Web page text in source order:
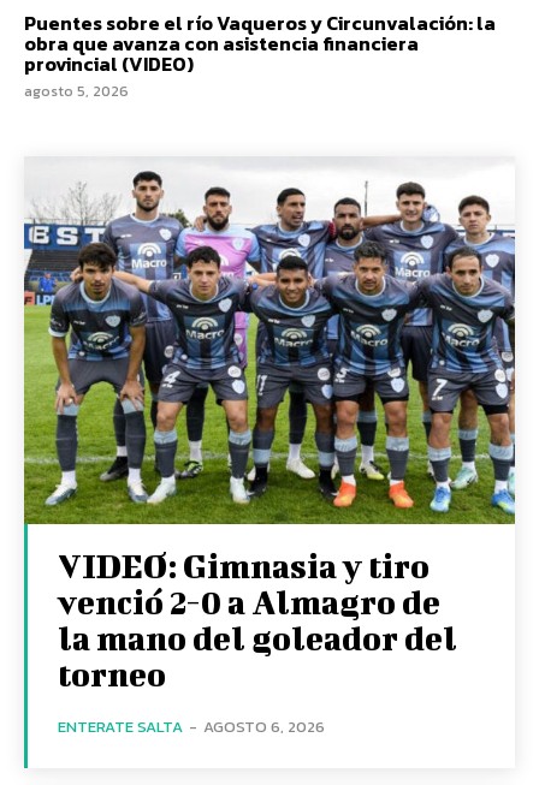
Puentes sobre el río Vaqueros y Circunvalación: la
obra que avanza con asistencia financiera
provincial (VIDEO)
agosto 5, 2026
VIDEO: Gimnasia y tiro
venció 2-0 a Almagro de
la mano del goleador del
torneo
ENTERATE SALTA - AGOSTO 6, 2026